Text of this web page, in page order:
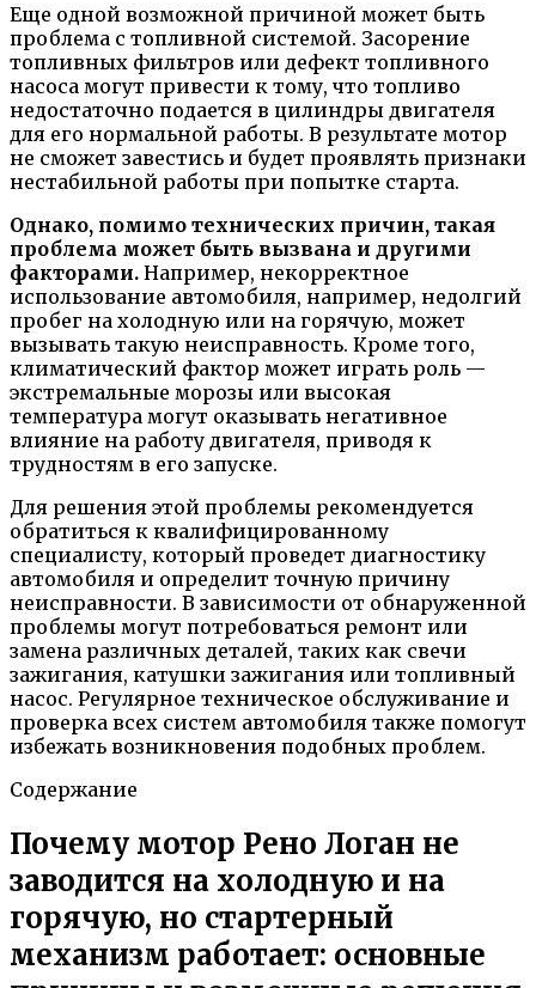
Еще одной возможной причиной может быть
проблема с топливной системой. Засорение
топливных фильтров или дефект топливного
насоса могут привести к тому, что топливо
недостаточно подается в цилиндры двигателя
для его нормальной работы. В результате мотор
не сможет завестись и будет проявлять признаки
нестабильной работы при попытке старта.
Однако, помимо технических причин, такая
проблема может быть вызвана и другими
факторами. Например, некорректное
использование автомобиля, например, недолгий
пробег на холодную или на горячую, может
вызывать такую неисправность. Кроме того,
климатический фактор может играть роль —
экстремальные морозы или высокая
температура могут оказывать негативное
влияние на работу двигателя, приводя к
трудностям в его запуске.
Для решения этой проблемы рекомендуется
обратиться к квалифицированному
специалисту, который проведет диагностику
автомобиля и определит точную причину
неисправности. В зависимости от обнаруженной
проблемы могут потребоваться ремонт или
замена различных деталей, таких как свечи
зажигания, катушки зажигания или топливный
насос. Регулярное техническое обслуживание и
проверка всех систем автомобиля также помогут
избежать возникновения подобных проблем.
Содержание
Почему мотор Рено Логан не
заводится на холодную и на
горячую, но стартерный
механизм работает: основные